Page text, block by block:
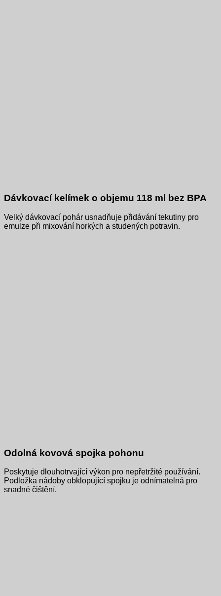
Dávkovací kelímek o objemu 118 ml bez BPA
Velký dávkovací pohár usnadňuje přidávání tekutiny pro
emulze při mixování horkých a studených potravin.
Odolná kovová spojka pohonu
Poskytuje dlouhotrvající výkon pro nepřetržité používání.
Podložka nádoby obklopující spojku je odnímatelná pro
snadné čištění.